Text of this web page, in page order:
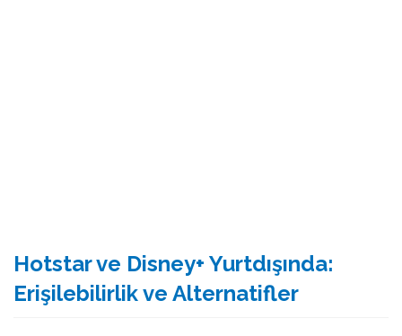
Hotstar ve Disney+ Yurtdışında:
Erişilebilirlik ve Alternatifler